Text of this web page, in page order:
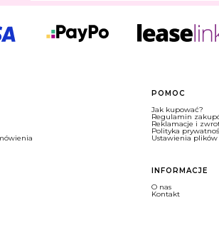
POMOC
Jak kupować?
Regulamin
Reklamacje i
Polityka
Ustawienia plików
INFORMACJE
O nas
Kontakt